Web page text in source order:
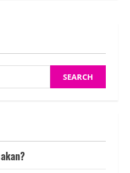
SEARCH